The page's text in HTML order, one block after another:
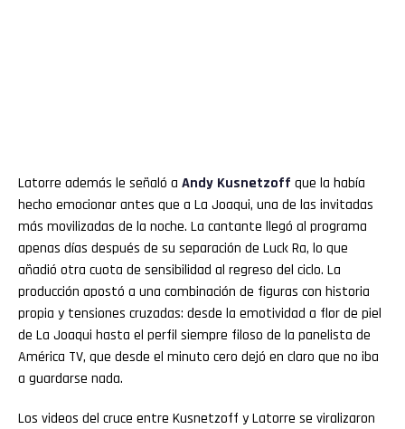
Latorre además le señaló a Andy Kusnetzoff que la había
hecho emocionar antes que a La Joaqui, una de las invitadas
más movilizadas de la noche. La cantante llegó al programa
apenas días después de su separación de Luck Ra, lo que
añadió otra cuota de sensibilidad al regreso del ciclo. La
producción apostó a una combinación de figuras con historia
propia y tensiones cruzadas: desde la emotividad a flor de piel
de La Joaqui hasta el perfil siempre filoso de la panelista de
América TV, que desde el minuto cero dejó en claro que no iba
a guardarse nada.
Los videos del cruce entre Kusnetzoff y Latorre se viralizaron